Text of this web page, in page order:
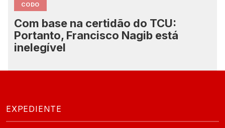
CODO
Com base na certidão do TCU:
Portanto, Francisco Nagib está
inelegível
EXPEDIENTE